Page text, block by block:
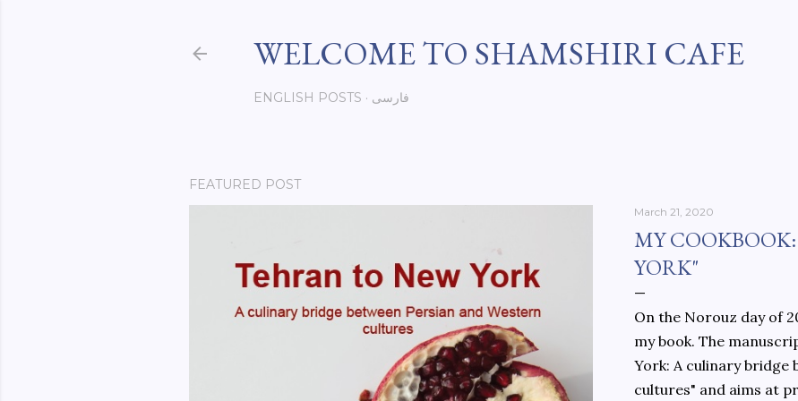
WELCOME TO SHAMSHIRI CAFE
ENGLISH POSTS فارسی
FEATURED POST
March 21, 2020
MY
YORK"
On the Norouz day of
my book. The
York: A culinary bridge
cultures" and aims at